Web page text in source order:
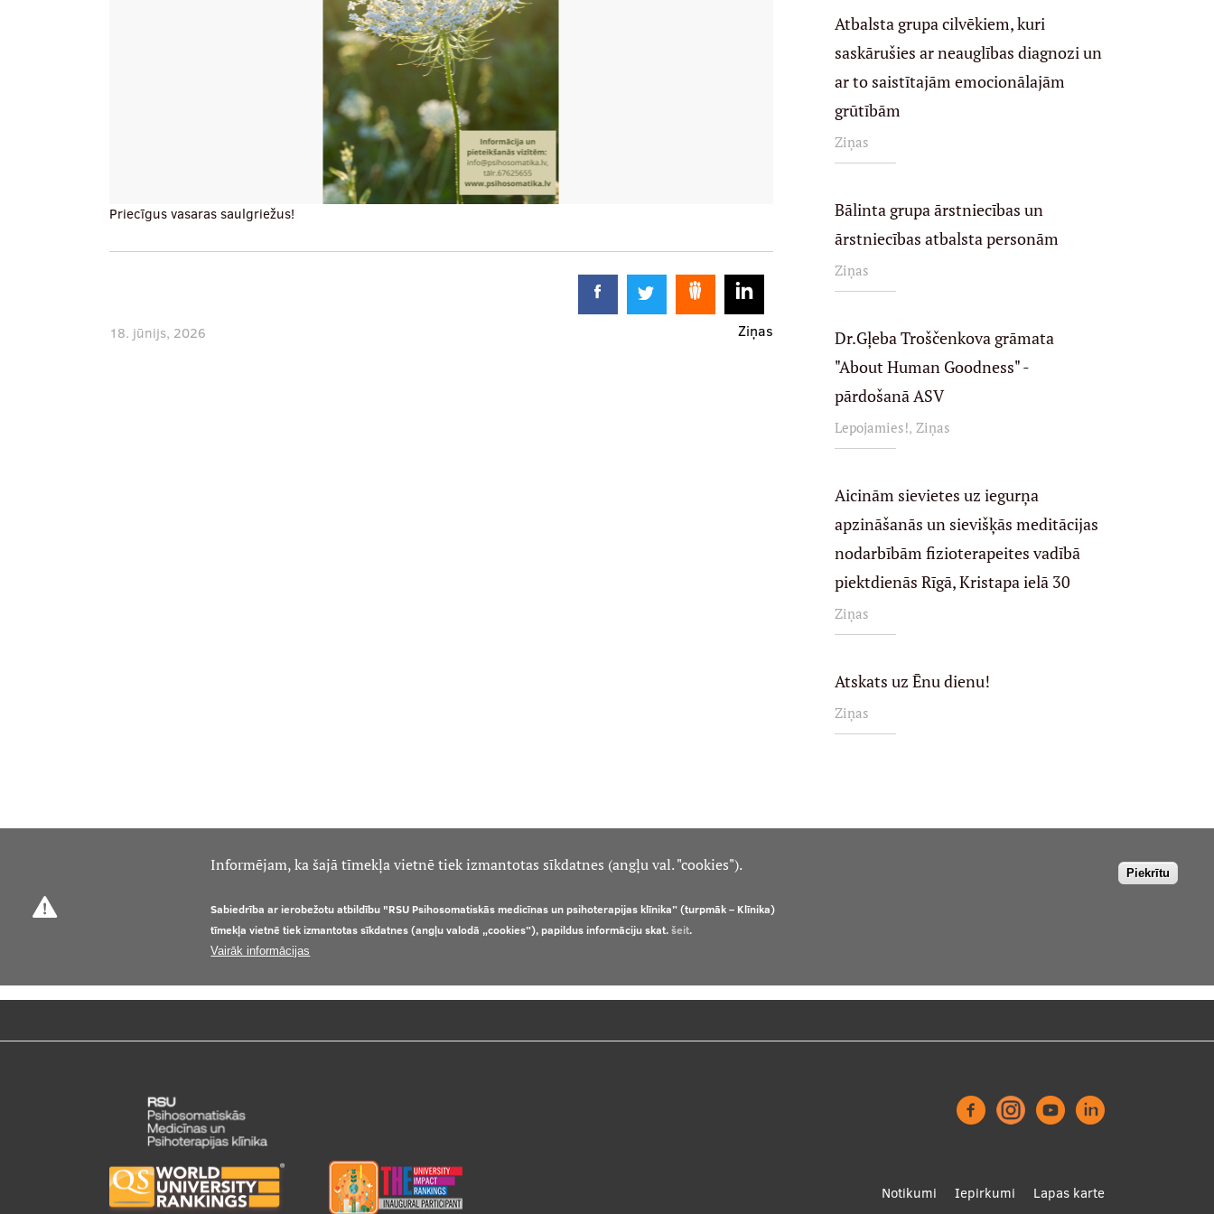
Priecīgus vasaras saulgriežus!
18. jūnijs, 2026 Ziņas
Atbalsta grupa cilvēkiem, kuri
saskārušies ar neauglības diagnozi un
ar to saistītajām emocionālajām
grūtībām
Ziņas
Bālinta grupa ārstniecības un
ārstniecības atbalsta personām
Ziņas
Dr.Gļeba Troščenkova grāmata
"About Human Goodness" -
pārdošanā ASV
Lepojamies!, Ziņas
Aicinām sievietes uz iegurņa
apzināšanās un sievišķās meditācijas
nodarbībām fizioterapeites vadībā
piektdienās Rīgā, Kristapa ielā 30
Ziņas
Atskats uz Ēnu dienu!
Ziņas
Footer
Notikumi Iepirkumi Lapas karte
Informējam, ka šajā tīmekļa vietnē tiek izmantotas sīkdatnes (angļu val. "cookies").
Sabiedrība ar ierobežotu atbildību "RSU Psihosomatiskās medicīnas un psihoterapijas klīnika” (turpmāk – Klīnika)
tīmekļa vietnē tiek izmantotas sīkdatnes (angļu valodā „cookies”), papildus informāciju skat.šeit.
Vairāk informācijas
Piekrītu